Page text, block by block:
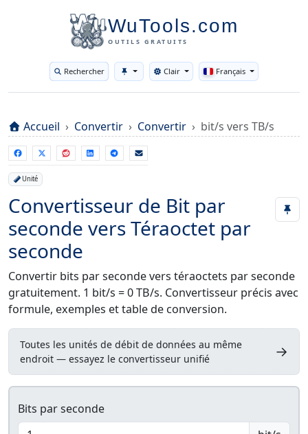
WuTools.com
OUTILS GRATUITS
Rechercher Toggle theme
Clair Français
Accueil Convertir Convertir bit/s vers TB/s
Unité
Convertisseur de Bit par
seconde vers Téraoctet par
seconde
Convertir bits par seconde vers téraoctets par seconde
gratuitement. 1 bit/s = 0 TB/s. Convertisseur précis avec
formule, exemples et table de conversion.
Toutes les unités de débit de données au même
endroit — essayez le convertisseur unifié
→
Bits par seconde